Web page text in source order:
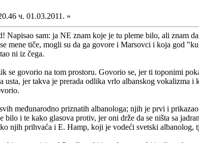
ч. 01.03.2011. »
Napisao sam: ja NE znam koje je tu pleme bilo, ali znam da
mene tiče, mogli su da ga govore i Marsovci i koja god
ni iz čega.
se govorio na tom prostoru. Govorio se, jer ti toponimi
usta, jer takva je prerada odlika vrlo albanskog
međunarodno priznatih albanologa; njih je prvi i
bilo i te kako glasova protiv, jer oni drže da se ništa sa
njih prihvaća i E. Hamp, koji je vodeći svetski albanolog,